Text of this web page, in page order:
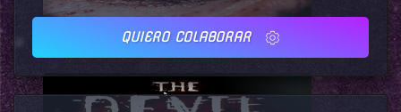
QUIERO COLABORAR